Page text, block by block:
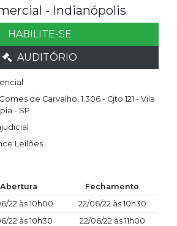
- Indianópolis
HABILITE-SE
AUDITÓRIO
de Carvalho, 1.306 - Cjto 121 - Vila
- SP
Leilões
Abertura
Fechamento
22 às 10h00
22/06/22 às 10h30
22 às 10h30 22/06/22 às 11h00